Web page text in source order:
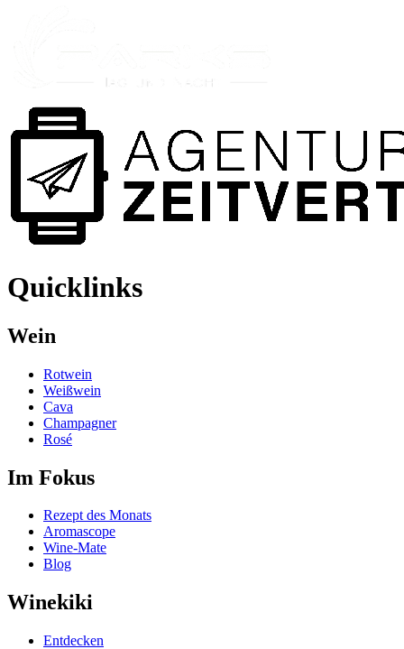
Quicklinks
Wein
Rotwein
Weißwein
Cava
Champagner
Rosé
Im Fokus
Rezept des Monats
Aromascope
Wine-Mate
Blog
Winekiki
Entdecken